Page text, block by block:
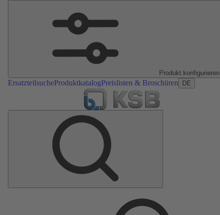
Produkt konfigurieren
ErsatzteilsucheProduktkatalogPreislisten & Broschüren DE